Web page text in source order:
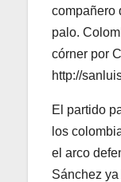
compañero
palo.
córner por
http://
El partido
los
el arco
Sánchez